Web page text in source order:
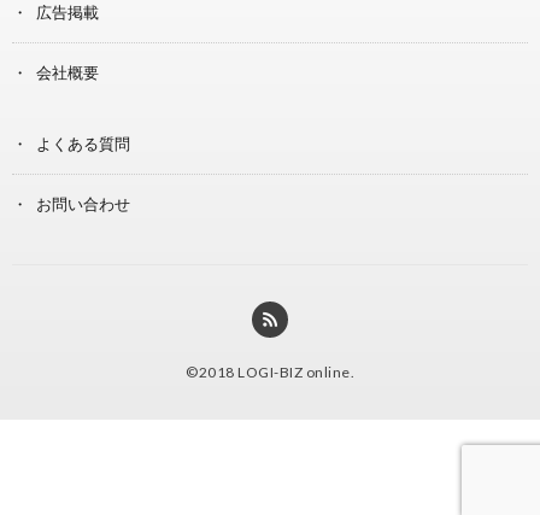
広告掲載
会社概要
よくある質問
お問い合わせ
©2018 LOGI-BIZ online